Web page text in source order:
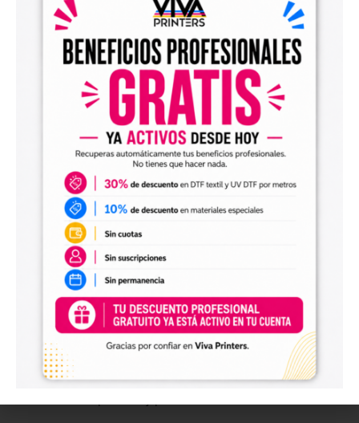
el archivo en tu programa de impresión y producirlo con tu
maquinaria DTF.
Diseños digitales para impresión UV DTF
También encontrarás diseños digitales para UV DTF
perfectos para personalizar vasos, botellas, termos, cajas,
envases, artículos promocionales y otras superficies rígidas
Estos diseños permiten incorporar nuevas opciones a tu
catálogo de personalización de objetos y preparar
producciones propias utilizando tu impresora UV DTF o tu
proveedor habitual de impresión.
Archivos digitales para negocios de
personalización
Comprar diseños digitales es una solución práctica para
profesionales que quieren ahorrar tiempo, renovar su
catálogo y ofrecer más variedad de productos a sus
clientes. Podrás escoger diseños de diferentes estilos,